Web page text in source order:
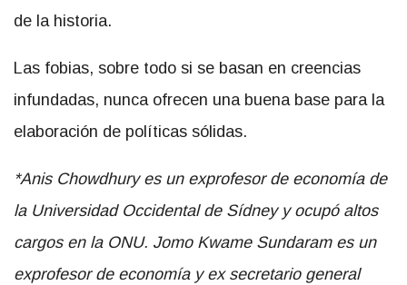
de la historia.
Las fobias, sobre todo si se basan en creencias
infundadas, nunca ofrecen una buena base para la
elaboración de políticas sólidas.
*Anis Chowdhury es un exprofesor de economía de
la Universidad Occidental de Sídney y ocupó altos
cargos en la ONU. Jomo Kwame Sundaram es un
exprofesor de economía y ex secretario general